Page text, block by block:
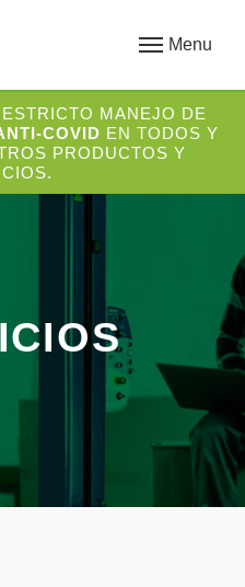
Menu
MANEJO DE
COVID EN TODOS Y
PRODUCTOS Y